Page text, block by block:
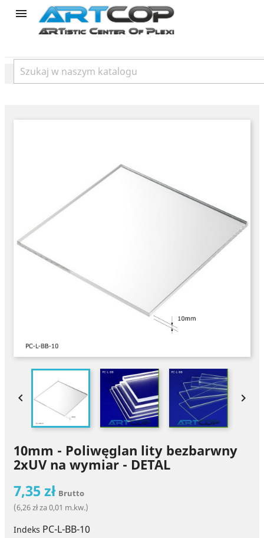
product

 
10mm - Poliwęglan lity bezbarwny
2xUV na wymiar - DETAL
7,35 zł Brutto
(6,26 zł za 0,01 m.kw.)
Indeks PC-L-BB-10